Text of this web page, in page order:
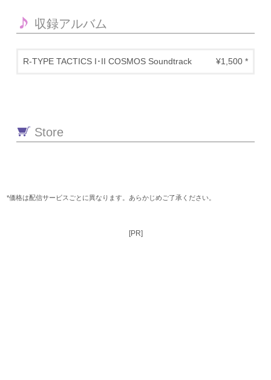
収録アルバム
R-TYPE TACTICS I･II COSMOS Soundtrack ¥1,500 *
Store
*価格は配信サービスごとに異なります。あらかじめご了承ください。
[PR]